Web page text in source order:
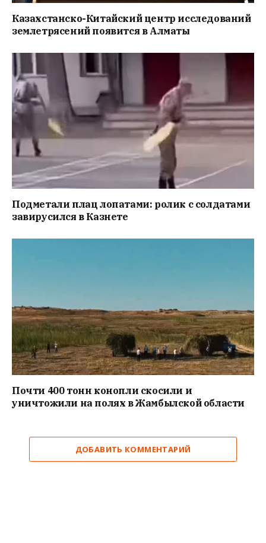
Казахстанско-Китайский центр исследований
землетрясений появится в Алматы
Подметали плац лопатами: ролик с солдатами
завирусился в Казнете
Почти 400 тонн конопли скосили и
уничтожили на полях в Жамбылской области
ДОБАВИТЬ КОММЕНТАРИЙ